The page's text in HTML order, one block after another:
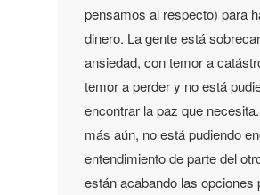
pensamos al respecto) para
dinero. La gente está
ansiedad, con temor a
temor a perder y no está
encontrar la paz que
más aún, no está pudiendo
entendimiento de parte del
están acabando las opciones